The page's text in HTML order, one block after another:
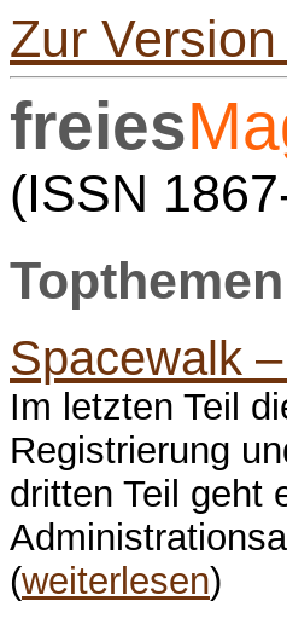
Zur
freies
(ISSN
Spacewalk
Im letzten Teil
Registrierung
dritten Teil geht
(weiterlesen)